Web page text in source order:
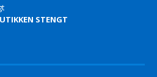
STENGT